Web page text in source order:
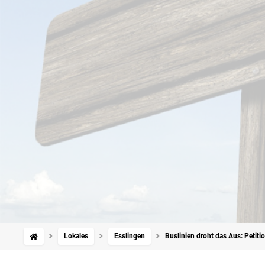
Lokales Esslingen Buslinien droht das Aus: